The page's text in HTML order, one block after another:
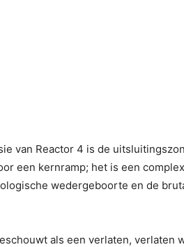
van Reactor 4 is de
een kernramp; het is een
wedergeboorte en de
als een verlaten, verlaten